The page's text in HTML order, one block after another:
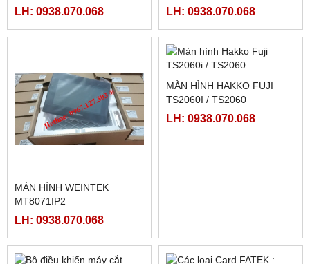
BANNER)
LH: 0938.070.068
LRS-350-12, LRS-350-24,
LRS-350-48
LH: 0938.070.068
MÀN HÌNH WEINTEK
MT8071IP2
LH: 0938.070.068